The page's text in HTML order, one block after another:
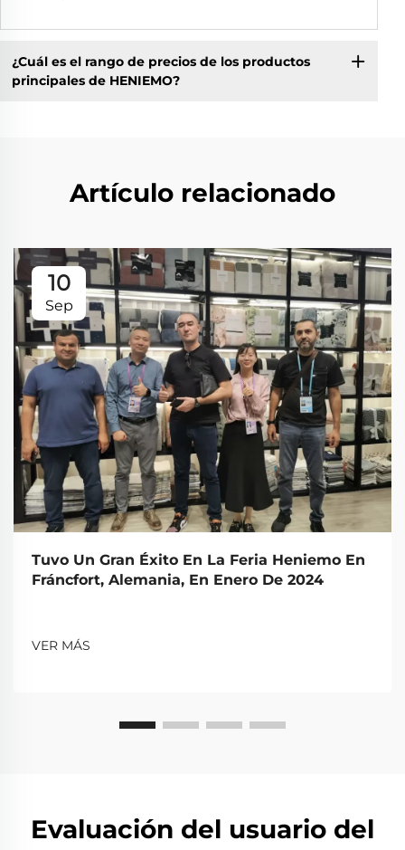
¿Cuál es el rango de precios de los productos
principales de HENIEMO?
Artículo relacionado
10
Sep
Tuvo Un Gran Éxito En La Feria Heniemo En
Fráncfort, Alemania, En Enero De 2024
VER MÁS
Evaluación del usuario del